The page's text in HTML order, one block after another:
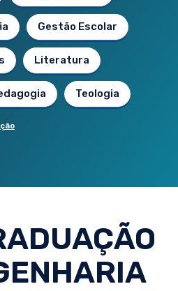
Gestão Escolar
Literatura
Teologia